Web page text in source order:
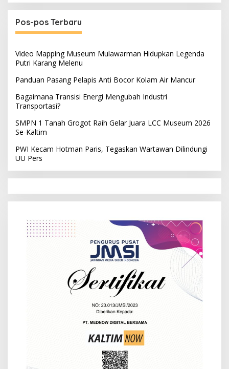
Pos-pos Terbaru
Video Mapping Museum Mulawarman Hidupkan Legenda
Putri Karang Melenu
Panduan Pasang Pelapis Anti Bocor Kolam Air Mancur
Bagaimana Transisi Energi Mengubah Industri
Transportasi?
SMPN 1 Tanah Grogot Raih Gelar Juara LCC Museum 2026
Se-Kaltim
PWI Kecam Hotman Paris, Tegaskan Wartawan Dilindungi
UU Pers